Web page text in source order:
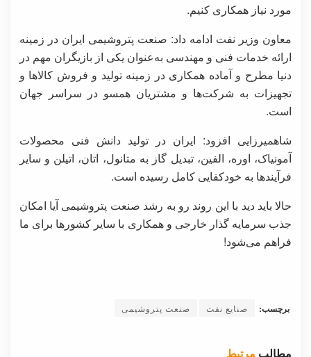
مورد نیاز همکاری کنیم.
معاون وزیر نفت ادامه داد: صنعت پتروشیمی ایران در زمینه
ارائه خدمات فنی و مهندسی به‌عنوان یکی از بازیگران مهم در
دنیا مطرح و آماده همکاری در زمینه تولید و فروش کالاها و
تجهیزات به شرکت‌ها و مشتریان همسو در سراسر جهان
است.
شاهمیرزایی افزود: ایران در تولید دانش فنی محصولات
آمونیاک، اوره، الفین، تبدیل گاز به متانول، اتان، اتیلن و سایر
فرآیندها به خودکفایی کامل رسیده است.
حالا باید دید با این روند رو به رشد صنعت پتروشیمی آیا امکان
جذب سرمایه گذار خارجی و همکاری با سایر کشورها برای ما
فراهم می‌شود!
برچسب: صنایع نفت صنعت پتروشیمی
مطالب مرتبط